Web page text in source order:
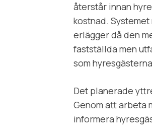
återstår innan
kostnad.
erlägger då den
fastställda men
som
Det planerade
Genom att arbeta
informera